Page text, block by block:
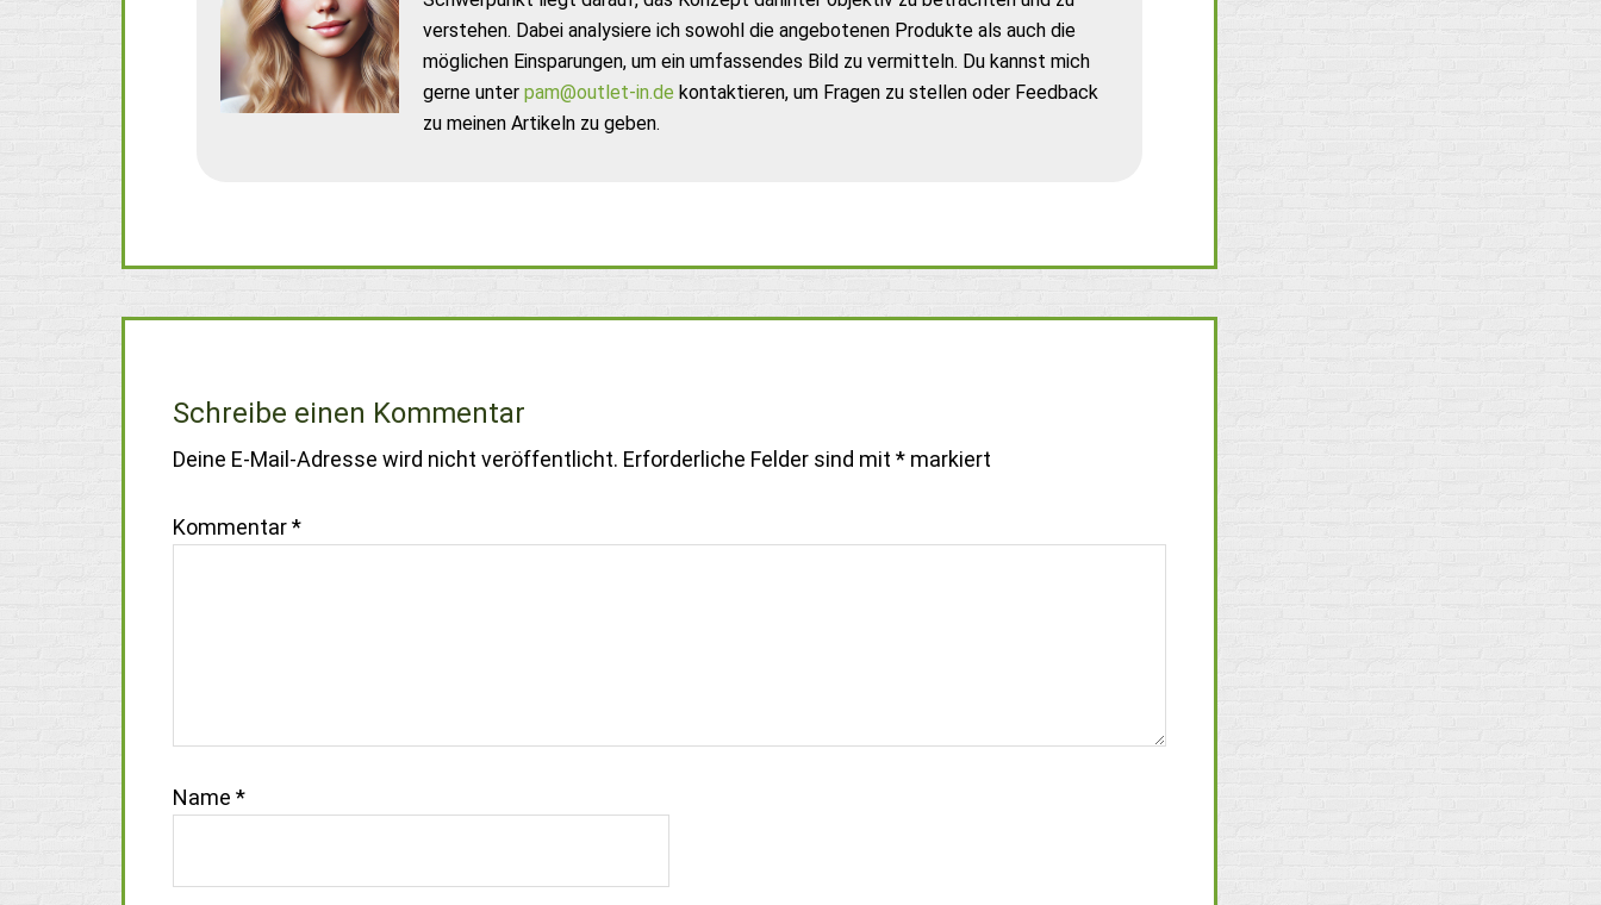
verstehen. Dabei analysiere ich sowohl die angebotenen Produkte als auch die
möglichen Einsparungen, um ein umfassendes Bild zu vermitteln. Du kannst mich
gerne unter pam@outlet-in.de kontaktieren, um Fragen zu stellen oder Feedback
zu meinen Artikeln zu geben.
Schreibe einen Kommentar
Deine E-Mail-Adresse wird nicht veröffentlicht. Erforderliche Felder sind mit * markiert
Kommentar*
Name *